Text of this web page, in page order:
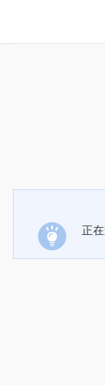
正